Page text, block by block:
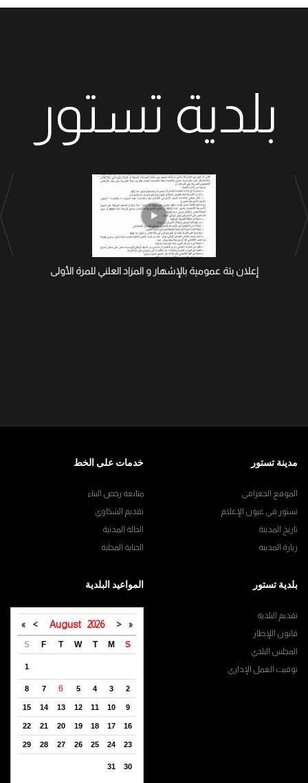
بلدية تستور
إعلان بتة عمومية بالإشهار و المزاد العلني للمرة الأولى
مدينة تستور
الموقع الجغرافي
تستور في عيون الإعلام
تاريخ المدينة
زيارة المدينة
خدمات على الخط
متابعة رخص البناء
تقديم الشكاوي
الحالة المدنية
الجباية المحلية
بلدية تستور
تقديم البلدية
قانون اللإطار
المجلس البلدي
توقيت العمل الإداري
المواعيد البلدية
«
<
August 2026
>
»
S
M
T
W
T
F
S
1
2
3
4
5
6
7
8
9
10
11
12
13
14
15
16
17
18
19
20
21
22
23
24
25
26
27
28
29
30
31